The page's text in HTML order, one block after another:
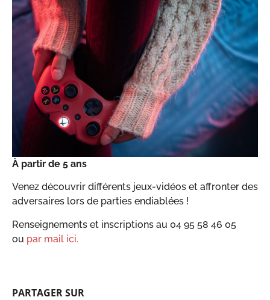
À partir de 5 ans
Venez découvrir différents jeux-vidéos et affronter des
adversaires lors de parties endiablées !
Renseignements et inscriptions au 04 95 58 46 05
ou par mail ici.
PARTAGER SUR